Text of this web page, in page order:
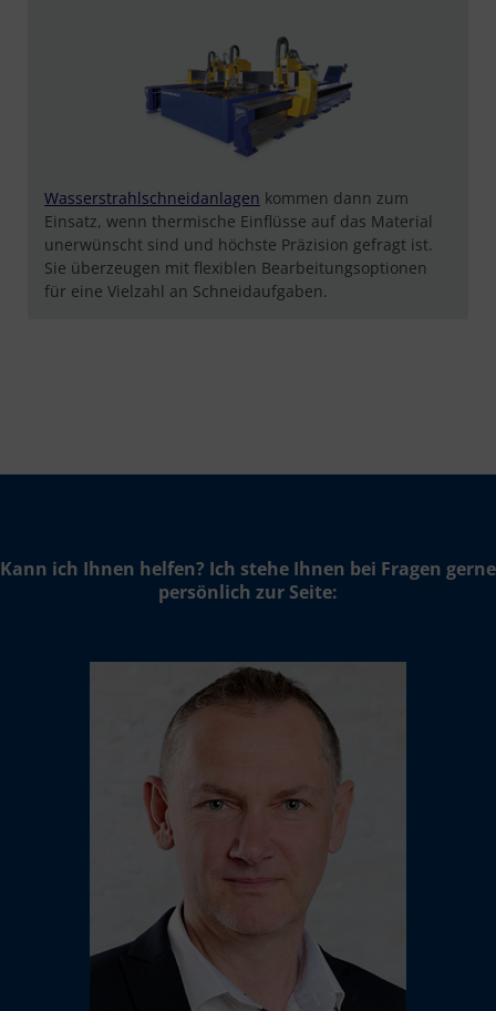
Wasserstrahlschneidanlagen kommen dann zum
Einsatz, wenn thermische Einflüsse auf das Material
unerwünscht sind und höchste Präzision gefragt ist.
Sie überzeugen mit flexiblen Bearbeitungsoptionen
für eine Vielzahl an Schneidaufgaben.
Kann ich Ihnen helfen? Ich stehe Ihnen bei Fragen gerne
persönlich zur Seite: